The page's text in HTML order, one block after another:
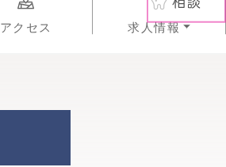
アクセス 求人情報